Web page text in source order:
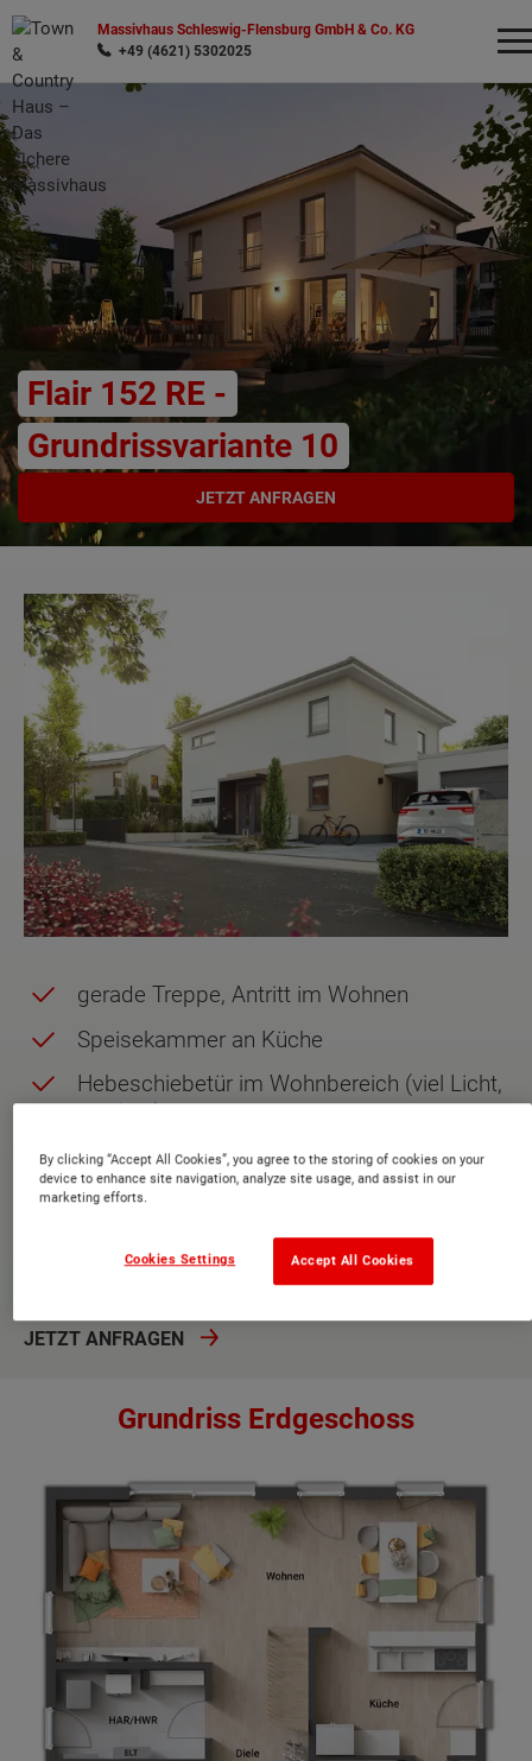
Massivhaus Schleswig-Flensburg GmbH & Co. KG
+49 (4621) 5302025
Flair 152 RE -
Grundrissvariante 10
JETZT ANFRAGEN
gerade Treppe, Antritt im Wohnen
Speisekammer an Küche
Hebeschiebetür im Wohnbereich (viel Licht,
modern)
zwei gleich große Kinderzimmer
großzügiges Badezimmer im
freistehende Badewanne im Badezimmer
JETZT ANFRAGEN
Grundriss Erdgeschoss
Wonach möchten Sie suchen?
By clicking “Accept All Cookies”, you agree to the storing of cookies on your
device to enhance site navigation, analyze site usage, and assist in our
marketing efforts.
Accept All Cookies
Cookies Settings